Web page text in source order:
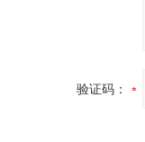
验证码：